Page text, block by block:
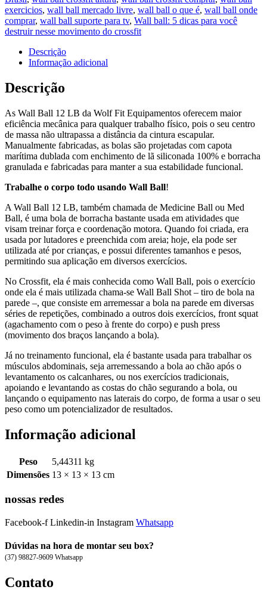
exercicios, wall ball mercado livre, wall ball o que é, wall ball onde
comprar, wall ball suporte para tv, Wall ball: 5 dicas para você
destruir nesse movimento do crossfit
Descrição
Informação adicional
Descrição
As Wall Ball 12 LB da Wolf Fit Equipamentos oferecem maior
eficiência mecânica para qualquer trabalho físico, pois o seu centro
de massa não ultrapassa a distância da cintura escapular.
Manualmente fabricadas, as bolas são projetadas com capota
marítima dublada com enchimento de lã siliconada 100% e borracha
granulada e fabricadas para manter a sua estabilidade funcional.
Trabalhe o corpo todo usando Wall Ball!
A Wall Ball 12 LB, também chamada de Medicine Ball ou Med
Ball, é uma bola de borracha bastante usada em atividades que
visam treinar força e coordenação motora. Quando foi criada, era
usada por lutadores e preenchida com areia; hoje, ela pode ser
utilizada até por crianças, e possui diferentes tamanhos e pesos,
permitindo sua aplicação em diversos exercícios.
No Crossfit, ela é mais conhecida como Wall Ball, pois o exercício
onde ela é mais utilizada chama-se Wall Ball Shot – tiro de bola na
parede –, que consiste em arremessar a bola na parede em diversas
séries de repetições, combinado a outros dois exercícios, front squat
(agachamento com o peso à frente do corpo) e push press
(movimento dos braços lançando a bola).
Já no treinamento funcional, ela é bastante usada para trabalhar os
músculos abdominais, seja arremessando a bola ao chão após o
levantamento os calcanhares, ou nos exercícios tradicionais,
apoiando e levantando as costas do chão segurando a bola, ou
lançando o equipamento nas laterais do corpo, de forma a usar o seu
peso como um potencializador de resultados.
Informação adicional
Peso
5,44311 kg
Dimensões 13 × 13 × 13 cm
nossas redes
Facebook-f Linkedin-in Instagram Whatsapp
Dúvidas na hora de montar seu box?
(37) 98827-9609 Whatsapp
Contato